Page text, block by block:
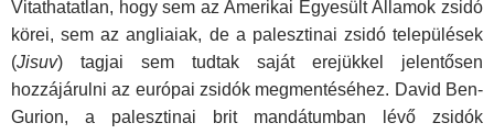
Vitathatatlan, hogy sem az Amerikai Egyesült Államok zsidó
körei, sem az angliaiak, de a palesztinai zsidó települések
(Jisuv) tagjai sem tudtak saját erejükkel jelentősen
hozzájárulni az európai zsidók megmentéséhez. David Ben-
Gurion, a palesztinai brit mandátumban lévő zsidók